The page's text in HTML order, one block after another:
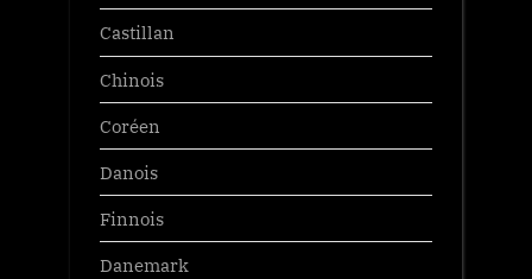
Castillan
Chinois
Coréen
Danois
Finnois
Danemark